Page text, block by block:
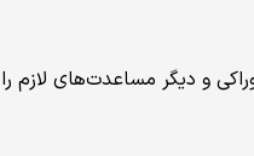
و دیگر مساعدت‌های لازم را